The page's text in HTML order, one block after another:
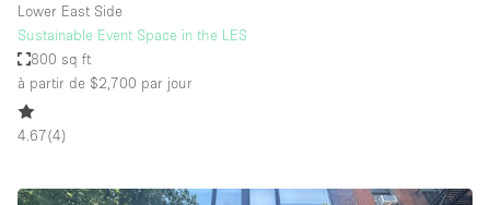
Lower East Side
Sustainable Event Space in the LES
800 sq ft
à partir de $2,700 par jour
4.67(4)